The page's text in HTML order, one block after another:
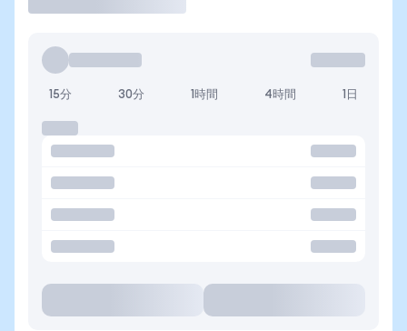
15分 30分 1時間 4時間 1日